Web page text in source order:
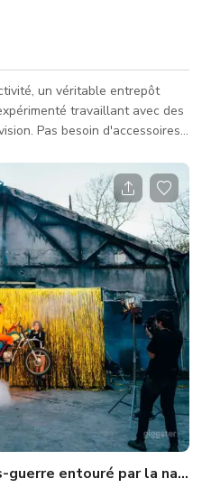
un véritable entrepôt
travaillant avec des
Pas besoin d'accessoires
chariots élévateurs,
etc. Emplacement
d'Atlanta avec beaucoup de
voitures, camions, camping-
entouré par la nature